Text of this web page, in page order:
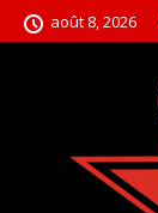
août 8, 2026